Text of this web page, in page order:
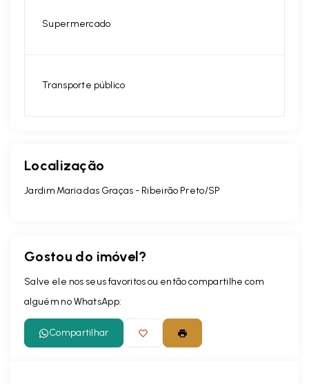
Supermercado
Transporte público
Localização
Jardim Maria das Graças - Ribeirão Preto/SP
Gostou do imóvel?
Salve ele nos seus favoritos ou então compartilhe com
alguém no WhatsApp:
Compartilhar